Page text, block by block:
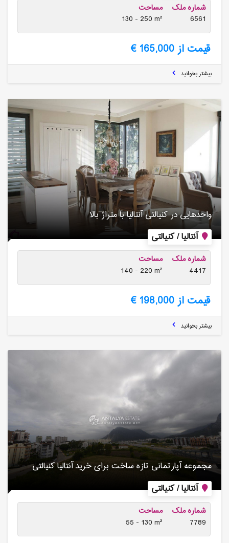
شماره ملک
6561
مساحت
130 - 250 m²
قیمت از 165,000 €
بیشتر بخوانید
آنتالیا / کنیالتی
واحدهایی در کنیالتی آنتالیا با متراژ بالا
شماره ملک
4417
مساحت
140 - 220 m²
قیمت از 198,000 €
بیشتر بخوانید
آنتالیا / کنیالتی
مجموعه آپارتمانی تازه ساخت برای خرید آنتالیا کنیالتی
شماره ملک
7789
مساحت
55 - 130 m²